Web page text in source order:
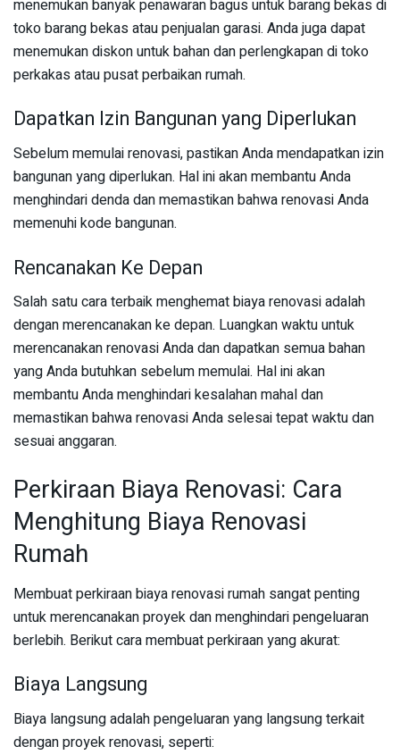
menemukan banyak penawaran bagus untuk barang bekas di
toko barang bekas atau penjualan garasi. Anda juga dapat
menemukan diskon untuk bahan dan perlengkapan di toko
perkakas atau pusat perbaikan rumah.
Dapatkan Izin Bangunan yang Diperlukan
Sebelum memulai renovasi, pastikan Anda mendapatkan izin
bangunan yang diperlukan. Hal ini akan membantu Anda
menghindari denda dan memastikan bahwa renovasi Anda
memenuhi kode bangunan.
Rencanakan Ke Depan
Salah satu cara terbaik menghemat biaya renovasi adalah
dengan merencanakan ke depan. Luangkan waktu untuk
merencanakan renovasi Anda dan dapatkan semua bahan
yang Anda butuhkan sebelum memulai. Hal ini akan
membantu Anda menghindari kesalahan mahal dan
memastikan bahwa renovasi Anda selesai tepat waktu dan
sesuai anggaran.
Perkiraan Biaya Renovasi: Cara
Menghitung Biaya Renovasi
Rumah
Membuat perkiraan biaya renovasi rumah sangat penting
untuk merencanakan proyek dan menghindari pengeluaran
berlebih. Berikut cara membuat perkiraan yang akurat:
Biaya Langsung
Biaya langsung adalah pengeluaran yang langsung terkait
dengan proyek renovasi, seperti: